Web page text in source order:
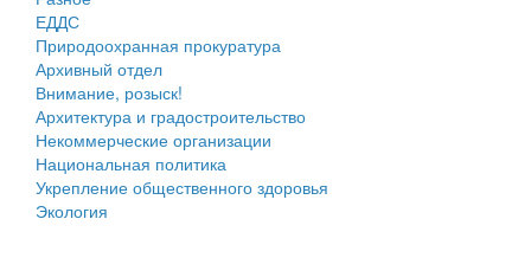
Сельские поселения
ЕДДС
Природоохранная прокуратура
Архивный отдел
Внимание, розыск!
Архитектура и градостроительство
Некоммерческие организации
Национальная политика
Укрепление общественного здоровья
Экология